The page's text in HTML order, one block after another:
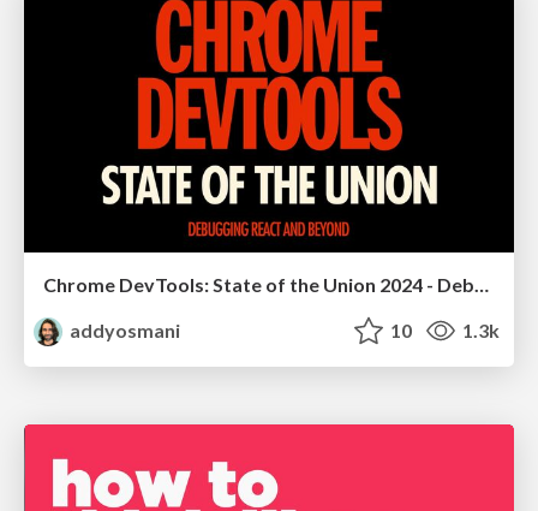
Chrome DevTools: State of the Union 2024 - Debugging React & Beyond
addyosmani
10 1.3k